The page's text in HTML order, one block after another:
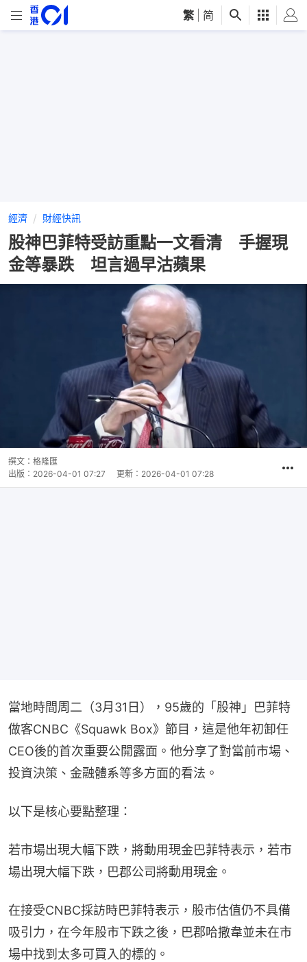
繁 简
經濟 財經快訊
股神巴菲特受訪重點一文看清 手握現
金等暴跌 坦言過早沽蘋果
撰文： 格隆匯
出版： 2026-04-01 07:27 更新： 2026-04-01 07:28
當地時間周二（3月31日），95歲的「股神」巴菲特
做客CNBC《Squawk Box》節目，這是他年初卸任
CEO後的首次重要公開露面。他分享了對當前市場、
投資決策、金融體系等多方面的看法。
以下是核心要點整理：
若市場出現大幅下跌，將動用現金巴菲特表示，若市
場出現大幅下跌，巴郡公司將動用現金。
在接受CNBC採訪時巴菲特表示，股市估值仍不具備
吸引力，在今年股市下跌之後，巴郡哈撒韋並未在市
場中找到太多可買入的標的。